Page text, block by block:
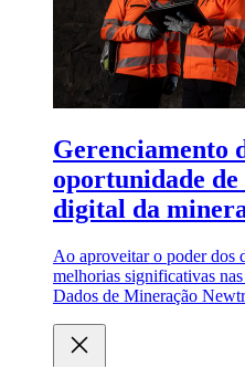
Gerenciamento
oportunidade
digital da
Ao aproveitar o poder dos
melhorias significativas
Dados de Mineração